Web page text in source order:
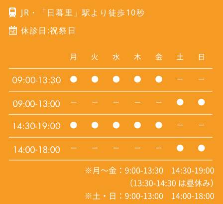
JR・「日暮里」駅より徒歩10秒
休診日:祝祭日